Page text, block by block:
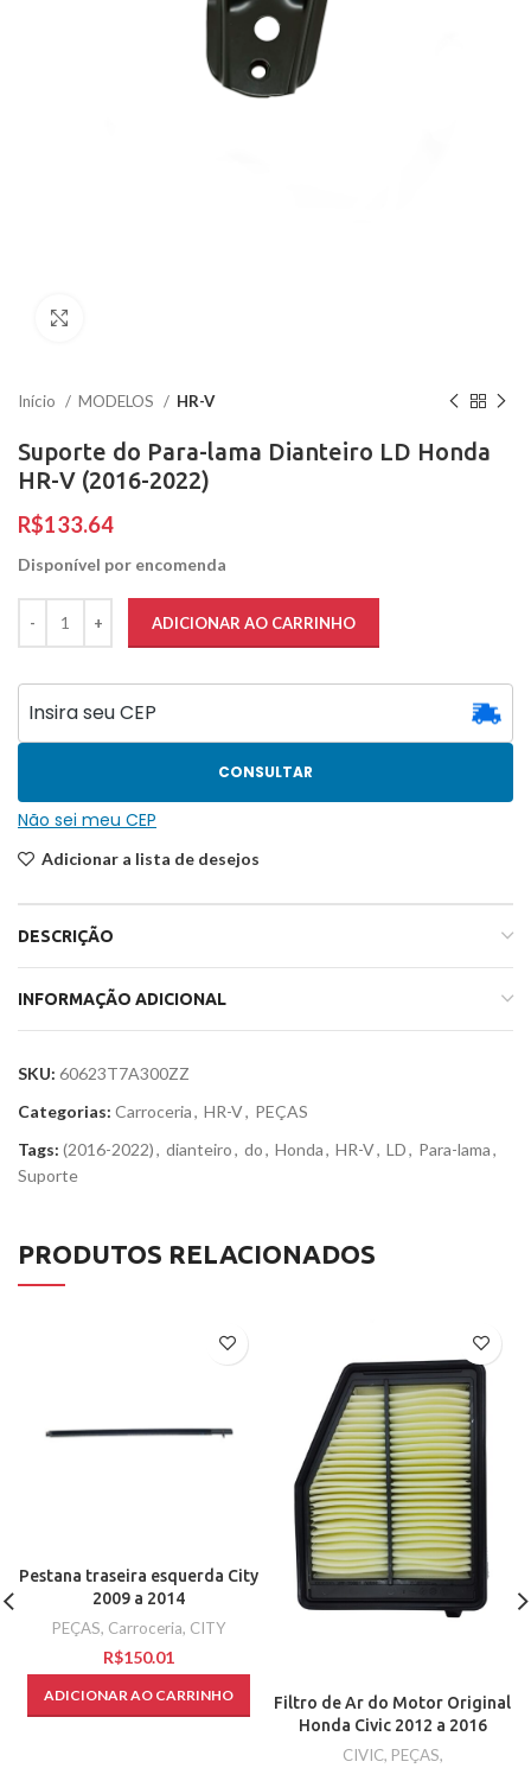
Início MODELOS HR-V
Suporte do Para-lama Dianteiro LD Honda
HR-V (2016-2022)
R$
Disponível por encomenda
ADICIONAR AO CARRINHO
CONSULTAR
Não sei meu CEP
Adicionar a lista de desejos
DESCRIÇÃO
INFORMAÇÃO ADICIONAL
SKU: 60623T7A300ZZ
Categorias: Carroceria, HR-V, PEÇAS
Tags: (2016-2022), dianteiro, do, Honda, HR-V, LD, Para-lama,
Suporte
PRODUTOS RELACIONADOS
Pestana traseira esquerda City
2009 a 2014
PEÇAS, Carroceria, CITY
R$
ADICIONAR AO CARRINHO
Filtro de Ar do Motor Original
Honda Civic 2012 a 2016
CIVIC, PEÇAS,